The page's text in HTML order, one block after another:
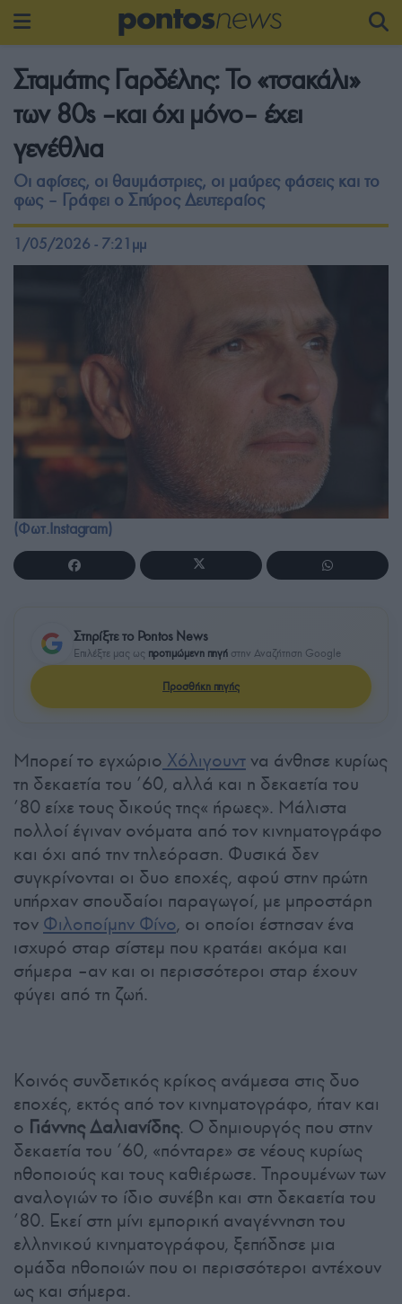
Σταμάτης Γαρδέλης: Το «τσακάλι»
των 80s –και όχι μόνο– έχει
γενέθλια
Οι αφίσες, οι θαυμάστριες, οι μαύρες φάσεις και το
φως – Γράφει ο Σπύρος Δευτεραίος
1/05/2026 - 7:21μμ
(Φωτ.Instagram)
Στηρίξτε το Pontos News
Επιλέξτε μας ως προτιμώμενη πηγή στην Αναζήτηση Google
Προσθήκη πηγής
Μπορεί το εγχώριο Χόλιγουντνα άνθησε κυρίως
τη δεκαετία του ’60, αλλά και η δεκαετία του
’80 είχε τους δικούς της« ήρωες». Μάλιστα
πολλοί έγιναν ονόματα από τον κινηματογράφο
και όχι από την τηλεόραση. Φυσικά δεν
συγκρίνονται οι δυο εποχές, αφού στην πρώτη
υπήρχαν σπουδαίοι παραγωγοί, με μπροστάρη
τον Φιλοποίμην Φίνο, οι οποίοι έστησαν ένα
ισχυρό σταρ σίστεμ που κρατάει ακόμα και
σήμερα –αν και οι περισσότεροι σταρ έχουν
φύγει από τη ζωή.
Κοινός συνδετικός κρίκος ανάμεσα στις δυο
εποχές, εκτός από τον κινηματογράφο, ήταν και
ο Γιάννης Δαλιανίδης. Ο δημιουργός που στην
δεκαετία του ’60, «πόνταρε» σε νέους κυρίως
ηθοποιούς και τους καθιέρωσε. Τηρουμένων των
αναλογιών το ίδιο συνέβη και στη δεκαετία του
’80. Εκεί στη μίνι εμπορική αναγέννηση του
ελληνικού κινηματογράφου, ξεπήδησε μια
ομάδα ηθοποιών που οι περισσότεροι αντέχουν
ως και σήμερα.